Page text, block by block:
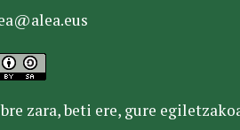
zara, beti ere, gure